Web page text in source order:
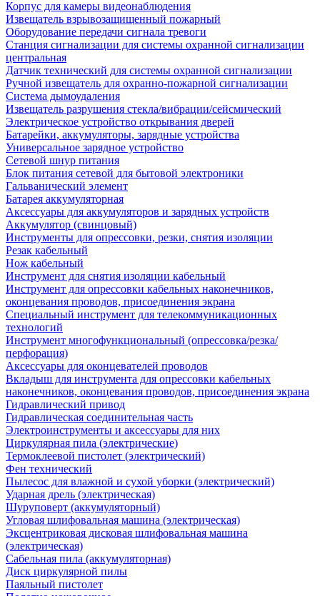
Корпус для камеры видеонаблюдения
Извещатель взрывозащищенный пожарный
Оборудование передачи сигнала тревоги
Станция сигнализации для системы охранной сигнализации
центральная
Датчик технический для системы охранной сигнализации
Ручной извещатель для охранно-пожарной сигнализации
Система дымоудаления
Извещатель разрушения стекла/вибрации/сейсмический
Электрическое устройство открывания дверей
Батарейки, аккумуляторы, зарядные устройства
Универсальное зарядное устройство
Сетевой шнур питания
Блок питания сетевой для бытовой электроники
Гальванический элемент
Батарея аккумуляторная
Аксессуары для аккумуляторов и зарядных устройств
Аккумулятор (свинцовый)
Инструменты для опрессовки, резки, снятия изоляции
Резак кабельный
Нож кабельный
Инструмент для снятия изоляции кабельный
Инструмент для опрессовки кабельных наконечников,
оконцевания проводов, присоединения экрана
Специальный инструмент для телекоммуникационных
технологий
Инструмент многофункциональный (опрессовка/резка/
перфорация)
Аксессуары для оконцевателей проводов
Вкладыш для инструмента для опрессовки кабельных
наконечников, оконцевания проводов, присоединения экрана
Гидравлический привод
Гидравлическая соединительная часть
Электроинструменты и аксессуары для них
Циркулярная пила (электрические)
Термоклеевой пистолет (электрический)
Фен технический
Пылесос для влажной и сухой уборки (электрический)
Ударная дрель (электрическая)
Шуруповерт (аккумуляторный)
Угловая шлифовальная машина (электрическая)
Эксцентриковая дисковая шлифовальная машина
(электрическая)
Сабельная пила (аккумуляторная)
Диск циркулярной пилы
Паяльный пистолет